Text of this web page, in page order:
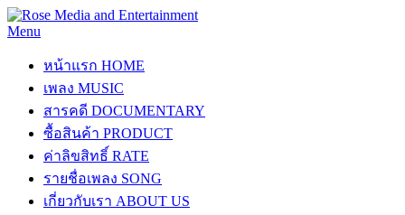
Menu
หน้าแรก HOME
เพลง MUSIC
สารคดี DOCUMENTARY
ซื้อสินค้า PRODUCT
ค่าลิขสิทธิ์ RATE
รายชื่อเพลง SONG
เกี่ยวกับเรา ABOUT US